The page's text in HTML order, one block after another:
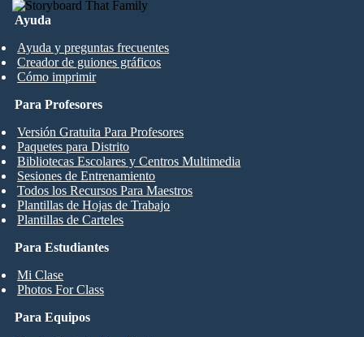
Ayuda
Ayuda y preguntas frecuentes
Creador de guiones gráficos
Cómo imprimir
Para Estudiantes
Mi Clase
Photos For Class
Para Profesores
Versión Gratuita Para Profesores
Paquetes para Distrito
Bibliotecas Escolares y Centros Multimedia
Sesiones de Entrenamiento
Todos los Recursos Para Maestros
Plantillas de Hojas de Trabajo
Plantillas de Carteles
Para Equipos